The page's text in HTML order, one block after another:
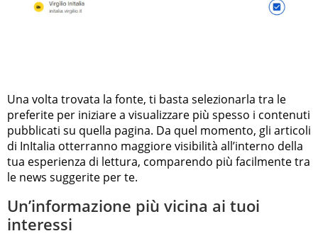
Una volta trovata la fonte, ti basta selezionarla tra le
preferite per iniziare a visualizzare più spesso i contenuti
pubblicati su quella pagina. Da quel momento, gli articoli
di InItalia otterranno maggiore visibilità all’interno della
tua esperienza di lettura, comparendo più facilmente tra
le news suggerite per te.
Un’informazione più vicina ai tuoi
interessi